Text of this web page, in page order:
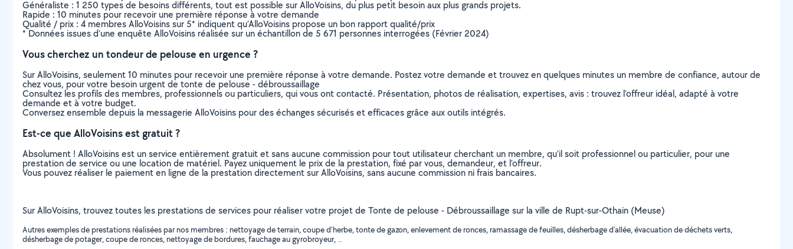
Généraliste : 1 250 types de besoins différents, tout est possible sur AlloVoisins, du plus petit besoin aux plus grands projets.
Rapide : 10 minutes pour recevoir une première réponse à votre demande
Qualité / prix : 4 membres AlloVoisins sur 5* indiquent qu’AlloVoisins propose un bon rapport qualité/prix
* Données issues d’une enquête AlloVoisins réalisée sur un échantillon de 5 671 personnes interrogées (Février 2024)
Vous cherchez un tondeur de pelouse en urgence ?
Sur AlloVoisins, seulement 10 minutes pour recevoir une première réponse à votre demande. Postez votre demande et trouvez en quelques minutes un membre de confiance, autour de
chez vous, pour votre besoin urgent de tonte de pelouse - débroussaillage
Consultez les profils des membres, professionnels ou particuliers, qui vous ont contacté. Présentation, photos de réalisation, expertises, avis : trouvez l'offreur idéal, adapté à votre
demande et à votre budget.
Conversez ensemble depuis la messagerie AlloVoisins pour des échanges sécurisés et efficaces grâce aux outils intégrés.
Est-ce que AlloVoisins est gratuit ?
Absolument ! AlloVoisins est un service entièrement gratuit et sans aucune commission pour tout utilisateur cherchant un membre, qu’il soit professionnel ou particulier, pour une
prestation de service ou une location de matériel. Payez uniquement le prix de la prestation, fixé par vous, demandeur, et l’offreur.
Vous pouvez réaliser le paiement en ligne de la prestation directement sur AlloVoisins, sans aucune commission ni frais bancaires.
Sur AlloVoisins, trouvez toutes les prestations de services pour réaliser votre projet de Tonte de pelouse - Débroussaillage sur la ville de Rupt-sur-Othain (Meuse)
Autres exemples de prestations réalisées par nos membres : nettoyage de terrain, coupe d'herbe, tonte de gazon, enlevement de ronces, ramassage de feuilles, désherbage d'allée, évacuation de déchets verts,
désherbage de potager, coupe de ronces, nettoyage de bordures, fauchage au gyrobroyeur, ..